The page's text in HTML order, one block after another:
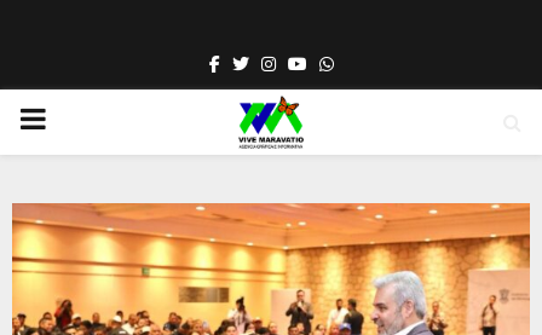
Facebook
TwitterInstagram
YoutubeWhatsapp
PRIMARY